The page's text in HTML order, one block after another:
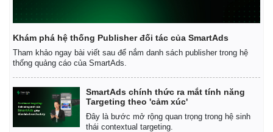
Bất động sản
Tỷ giá
Chứng khoán
Giá cà phê
Khám phá hệ thống Publisher đối tác của SmartAds
Tham khảo ngay bài viết sau để nắm danh sách publisher trong hệ
thống quảng cáo của SmartAds.
SmartAds chính thức ra mắt tính năng
Targeting theo 'cảm xúc'
Đây là bước mở rộng quan trọng trong hệ sinh
thái contextual targeting.